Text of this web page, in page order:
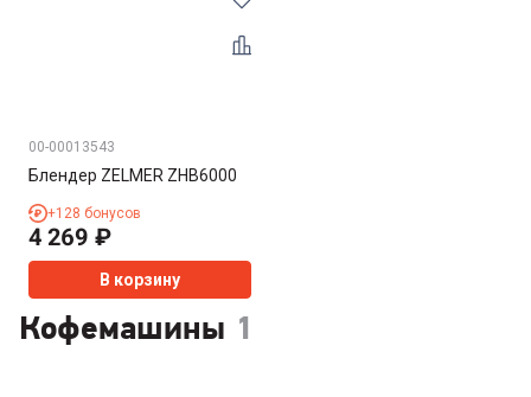
00-00013543
Блендер ZELMER ZHB6000
+128 бонусов
4 269 ₽
В корзину
Кофемашины 1